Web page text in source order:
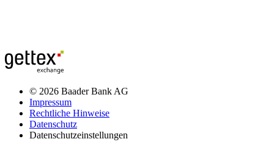
© 2026 Baader Bank AG
Impressum
Rechtliche Hinweise
Datenschutz
Datenschutzeinstellungen